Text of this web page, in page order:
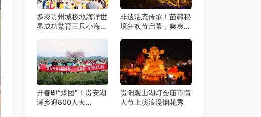
多彩贵州城极地海洋世
界成功繁育三只小海
非遗活态传承！苗疆秘
境狂欢节启幕，爽爽贵
开春即“爆团”！贵安湖
潮乡迎800人大
贵阳观山湖灯会庙市情
人节上演浪漫烟花秀